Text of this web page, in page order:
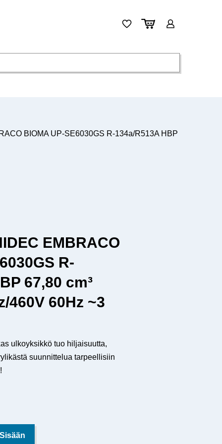
BIOMA UP-SE6030GS R-134a/R513A HBP
EMBRACO
R-
67,80 cm³
460V 60Hz ~3
ulkoyksikkö tuo hiljaisuutta,
suunnittelua tarpeellisiin